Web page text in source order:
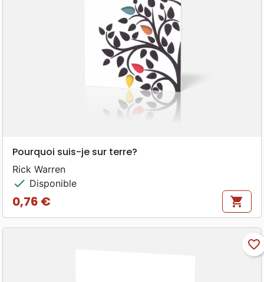
Pourquoi suis-je sur terre?
Rick Warren
check Disponible
Prix
0,76 € shopping_cart
favorite_border